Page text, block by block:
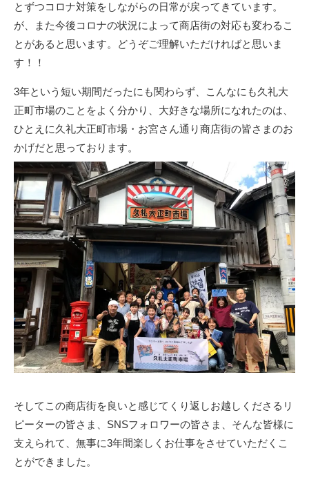
とずつコロナ対策をしながらの日常が戻ってきています。
が、また今後コロナの状況によって商店街の対応も変わるこ
とがあると思います。どうぞご理解いただければと思いま
す！！
3年という短い期間だったにも関わらず、こんなにも久礼大
正町市場のことをよく分かり、大好きな場所になれたのは、
ひとえに久礼大正町市場・お宮さん通り商店街の皆さまのお
かげだと思っております。
そしてこの商店街を良いと感じてくり返しお越しくださるリ
ピーターの皆さま、SNSフォロワーの皆さま、そんな皆様に
支えられて、無事に3年間楽しくお仕事をさせていただくこ
とができました。